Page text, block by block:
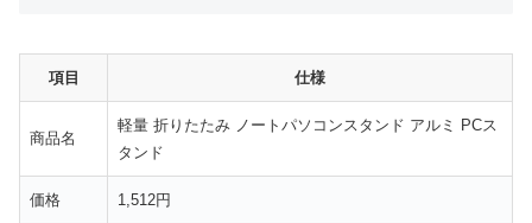
項目 仕様
商品名
軽量 折りたたみ ノートパソコンスタンド アルミ PCス
タンド
価格 1,512円